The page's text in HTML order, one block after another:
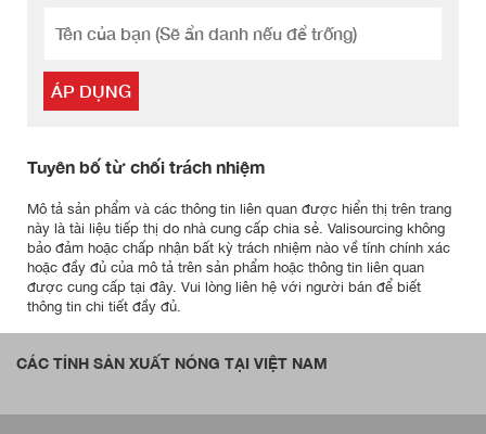
ÁP DỤNG
Tuyên bố từ chối trách nhiệm
Mô tả sản phẩm và các thông tin liên quan được hiển thị trên trang
này là tài liệu tiếp thị do nhà cung cấp chia sẻ. Valisourcing không
bảo đảm hoặc chấp nhận bất kỳ trách nhiệm nào về tính chính xác
hoặc đầy đủ của mô tả trên sản phẩm hoặc thông tin liên quan
được cung cấp tại đây. Vui lòng liên hệ với người bán để biết
thông tin chi tiết đầy đủ.
CÁC TỈNH SẢN XUẤT NÓNG TẠI VIỆT NAM